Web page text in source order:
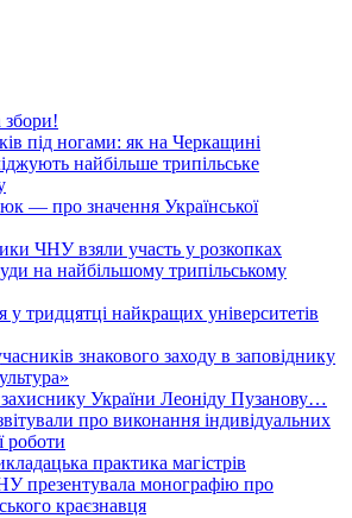
під ногами: як на Черкащині
найбільше трипільське
— про значення Української
ЧНУ взяли участь у розкопках
на найбільшому трипільському
у тридцятці найкращих університетів
знакового заходу в заповіднику
захиснику України Леоніду Пузанову…
про виконання індивідуальних
роботи
практика магістрів
презентувала монографію про
краєзнавця